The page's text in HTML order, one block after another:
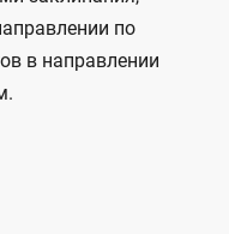
по
в направлении